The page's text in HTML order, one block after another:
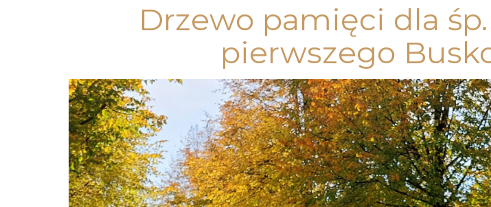
Drzewo pamięci dla śp.
pierwszego